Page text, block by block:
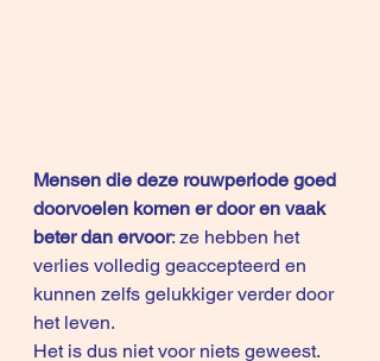
Mensen die deze rouwperiode goed
doorvoelen komen er door en vaak
beter dan ervoor: ze hebben het
verlies volledig geaccepteerd en
kunnen zelfs gelukkiger verder door
het leven.
Het is dus niet voor niets geweest.